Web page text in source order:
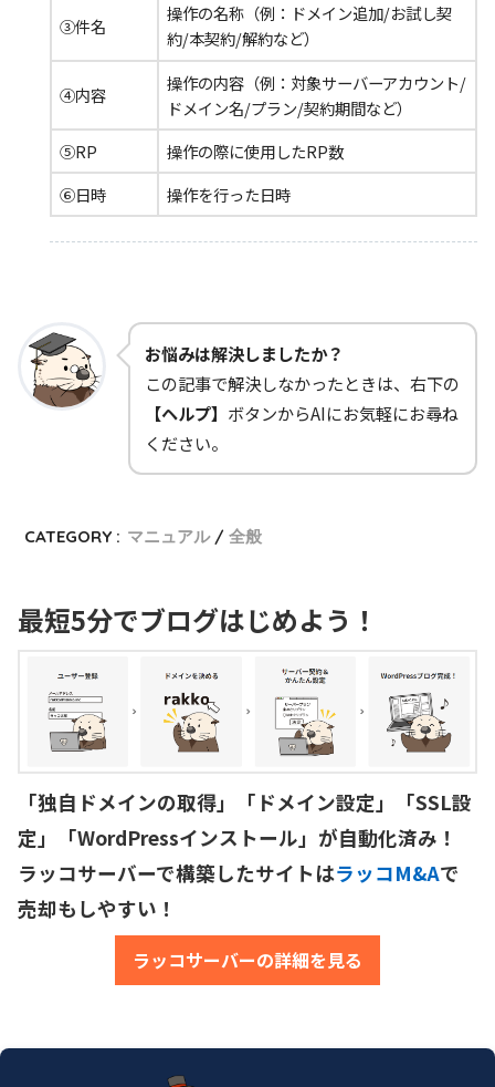
③件名
操作の名称（例：ドメイン追加/お試し契
約/本契約/解約など）
④内容
操作の内容（例：対象サーバーアカウント/
ドメイン名/プラン/契約期間など）
⑤RP
操作の際に使用したRP数
⑥日時
操作を行った日時
お悩みは解決しましたか？
この記事で解決しなかったときは、右下の
【ヘルプ】 ボタンからAIにお気軽にお尋ね
ください。
CATEGORY : マニュアル 全般
最短5分でブログはじめよう！
「独自ドメインの取得」「ドメイン設定」「SSL設
定」「WordPressインストール」が自動化済み！
ラッコサーバーで構築したサイトはラッコM&Aで
売却もしやすい！
ラッコサーバーの詳細を見る